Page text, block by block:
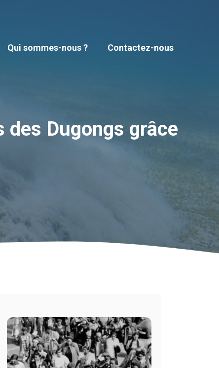
Qui sommes-nous ? Contactez-nous
Dugongs grâce